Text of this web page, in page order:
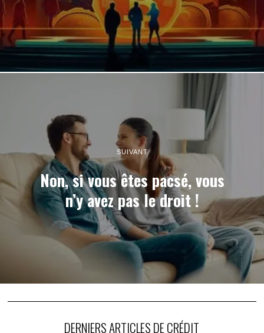
SUIVANT
Non, si vous êtes pacsé, vous
n’y avez pas le droit !
DERNIERS ARTICLES DE CRÉDIT